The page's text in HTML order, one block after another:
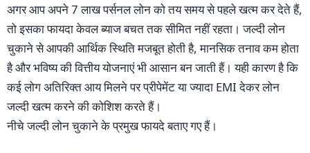
अगर आप अपने 7 लाख पर्सनल लोन को तय समय से पहले खत्म कर देते हैं,
तो इसका फायदा केवल ब्याज बचत तक सीमित नहीं रहता। जल्दी लोन
चुकाने से आपकी आर्थिक स्थिति मजबूत होती है, मानसिक तनाव कम होता
है और भविष्य की वित्तीय योजनाएं भी आसान बन जाती हैं। यही कारण है कि
कई लोग अतिरिक्त आय मिलने पर प्रीपेमेंट या ज्यादा EMI देकर लोन
जल्दी खत्म करने की कोशिश करते हैं।
नीचे जल्दी लोन चुकाने के प्रमुख फायदे बताए गए हैं।